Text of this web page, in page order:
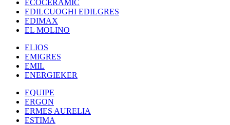
ECOCERAMIC
EDILCUOGHI EDILGRES
EDIMAX
EL MOLINO
ELIOS
EMIGRES
EMIL
ENERGIEKER
EQUIPE
ERGON
ERMES AURELIA
ESTIMA